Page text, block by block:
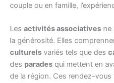
couple ou en famille,
Les activités associatives ne
la générosité. Elles
culturels variés tels que des
des parades qui mettent en
de la région. Ces rendez-